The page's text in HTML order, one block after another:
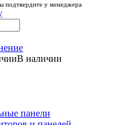
подтвердите у менеджера
В наличии
панели